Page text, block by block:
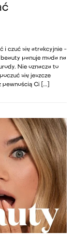
i czuć się atrakcyjnie –
panuje moda na
Nie oznacza to
się jeszcze
pewnością Ci […]